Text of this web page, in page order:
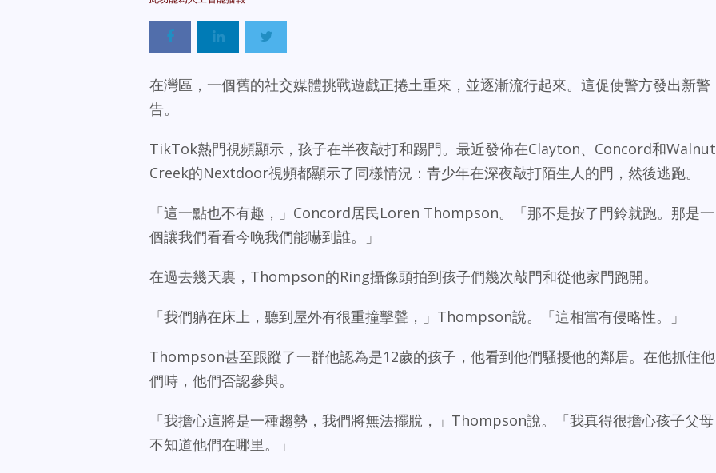
在灣區，一個舊的社交媒體挑戰遊戲正捲土重來，並逐漸流行起來。這促使警方發出新警
告。
TikTok熱門視頻顯示，孩子在半夜敲打和踢門。最近發佈在Clayton、Concord和Walnut
Creek的Nextdoor視頻都顯示了同樣情況：青少年在深夜敲打陌生人的門，然後逃跑。
「這一點也不有趣，」Concord居民Loren Thompson。「那不是按了門鈴就跑。那是一
個讓我們看看今晚我們能嚇到誰。」
在過去幾天裏，Thompson的Ring攝像頭拍到孩子們幾次敲門和從他家門跑開。
「我們躺在床上，聽到屋外有很重撞擊聲，」Thompson說。「這相當有侵略性。」
Thompson甚至跟蹤了一群他認為是12歲的孩子，他看到他們騷擾他的鄰居。在他抓住他
們時，他們否認參與。
「我擔心這將是一種趨勢，我們將無法擺脫，」Thompson說。「我真得很擔心孩子父母
不知道他們在哪里。」